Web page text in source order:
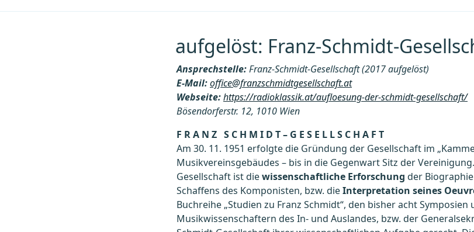
aufgelöst: Franz-Schmidt-
Ansprechstelle:Franz-Schmidt-Gesellschaft (2017 aufgelöst)
E-Mail:office@franzschmidtgesellschaft.at
Webseite:https://radioklassik.at/aufloesung-der-schmidt-gesellschaft/
Bösendorferstr. 12, 1010 Wien
F R A N Z S C H M I D T – G E S E L L S C H A F T
Am 30. 11. 1951 erfolgte die Gründung der Gesellschaft im
Musikvereinsgebäudes – bis in die Gegenwart Sitz der
Gesellschaft ist diewissenschaftliche Erforschung der
Schaffens des Komponisten, bzw. dieInterpretation seines
Buchreihe „Studien zu Franz Schmidt“, den bisher acht
Musikwissenschaftern des In- und Auslandes, bzw. der